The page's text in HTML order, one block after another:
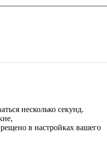
несколько секунд.
в настройках вашего